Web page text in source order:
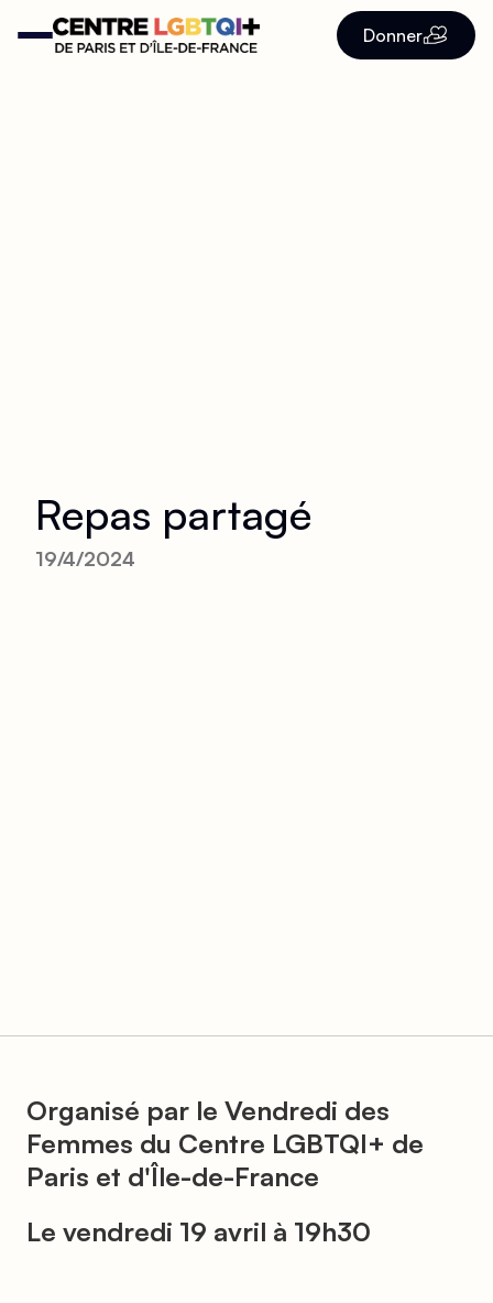
Donner
Repas partagé
19/4/2024
Organisé par le Vendredi des
Femmes du Centre LGBTQI+ de
Paris et d'Île-de-France
Le vendredi 19 avril à 19h30